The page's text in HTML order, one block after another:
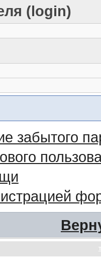
(login)
забытого